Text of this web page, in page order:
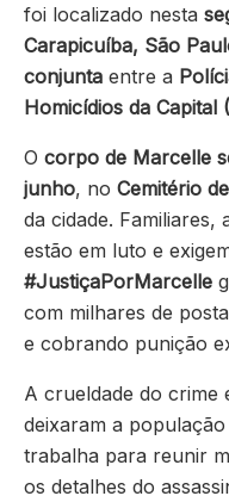
foi localizado nesta
Carapicuíba, São
conjunta entre a
Homicídios da Capital
O corpo de Marcelle
junho, no Cemitério
da cidade. Familiares,
estão em luto e
#JustiçaPorMarcelle
com milhares de
e cobrando punição
A crueldade do crime
deixaram a
trabalha para reunir
os detalhes do